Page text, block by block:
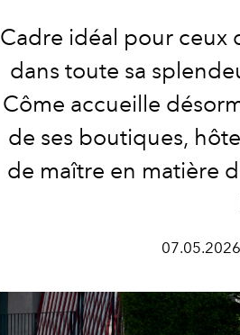
Cadre idéal pour ceux
dans toute sa
Côme accueille
de ses boutiques,
de maître en matière